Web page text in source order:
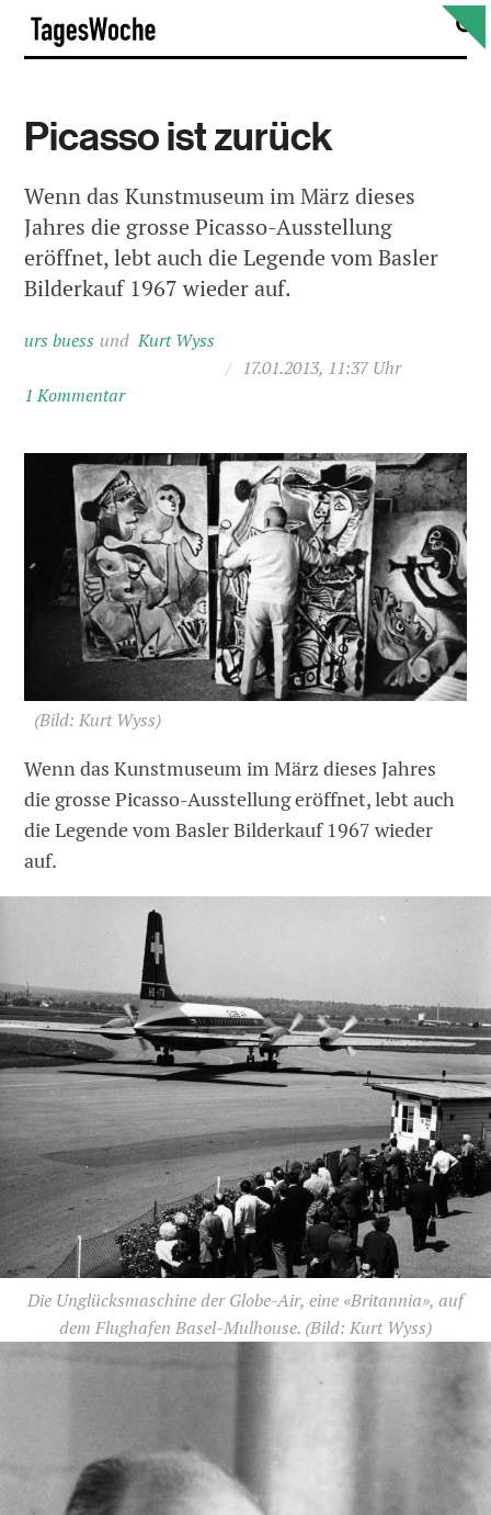
Skip
content
Picasso ist zurück
Wenn das Kunstmuseum im März dieses
Jahres die grosse Picasso-Ausstellung
eröffnet, lebt auch die Legende vom Basler
Bilderkauf 1967 wieder auf.
urs buess
Kurt Wyss
/ 17.01.2013, 11:37 Uhr
1 Kommentar
(Bild: Kurt Wyss)
Wenn das Kunstmuseum im März dieses Jahres
die grosse Picasso-Ausstellung eröffnet, lebt auch
die Legende vom Basler Bilderkauf 1967 wieder
auf.
Die Unglücksmaschine der Globe-Air, eine «Britannia», auf
dem Flughafen Basel-Mulhouse. (Bild: Kurt Wyss)